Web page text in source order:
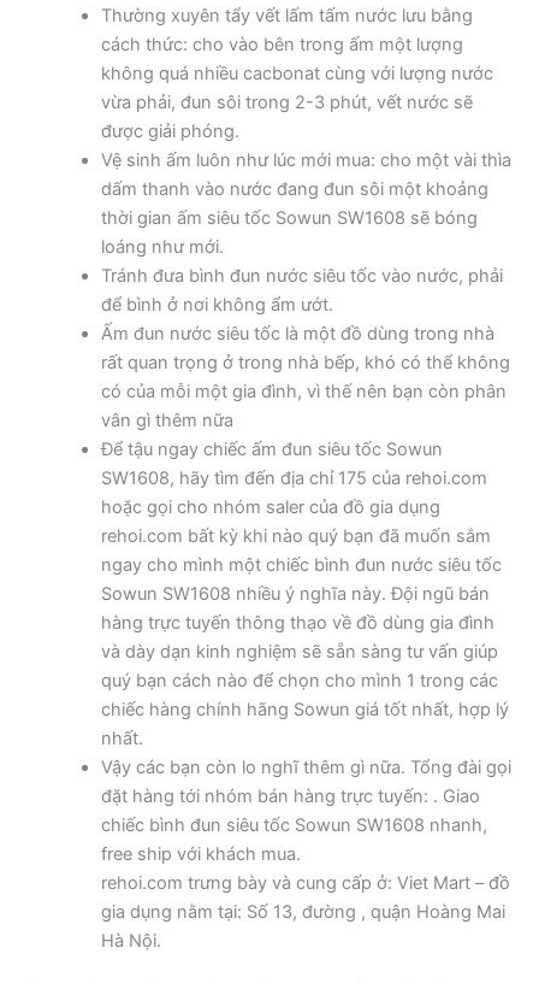
Thường xuyên tẩy vết lấm tấm nước lưu bằng
cách thức: cho vào bên trong ấm một lượng
không quá nhiều cacbonat cùng với lượng nước
vừa phải, đun sôi trong 2-3 phút, vết nước sẽ
được giải phóng.
Vệ sinh ấm luôn như lúc mới mua: cho một vài thìa
dấm thanh vào nước đang đun sôi một khoảng
thời gian ấm siêu tốc Sowun SW1608 sẽ bóng
loáng như mới.
Tránh đưa bình đun nước siêu tốc vào nước, phải
để bình ở nơi không ẩm ướt.
Ấm đun nước siêu tốc là một đồ dùng trong nhà
rất quan trọng ở trong nhà bếp, khó có thể không
có của mỗi một gia đình, vì thế nên bạn còn phân
vân gì thêm nữa
Để tậu ngay chiếc ấm đun siêu tốc Sowun
SW1608, hãy tìm đến địa chỉ 175 của rehoi.com
hoặc gọi cho nhóm saler của đồ gia dụng
rehoi.com bất kỳ khi nào quý bạn đã muốn sắm
ngay cho mình một chiếc bình đun nước siêu tốc
Sowun SW1608 nhiều ý nghĩa này. Đội ngũ bán
hàng trực tuyến thông thạo về đồ dùng gia đình
và dày dạn kinh nghiệm sẽ sẵn sàng tư vấn giúp
quý bạn cách nào để chọn cho mình 1 trong các
chiếc hàng chính hãng Sowun giá tốt nhất, hợp lý
nhất.
Vậy các bạn còn lo nghĩ thêm gì nữa. Tổng đài gọi
đặt hàng tới nhóm bán hàng trực tuyến: . Giao
chiếc bình đun siêu tốc Sowun SW1608 nhanh,
free ship với khách mua.
rehoi.com trưng bày và cung cấp ở: Viet Mart – đồ
gia dụng nằm tại: Số 13, đường , quận Hoàng Mai
Hà Nội.